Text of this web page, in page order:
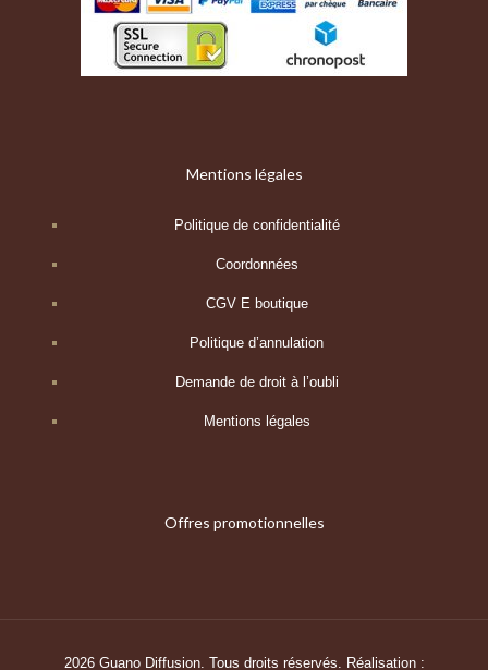
Mentions légales
Politique de confidentialité
Coordonnées
CGV E boutique
Politique d’annulation
Demande de droit à l’oubli
Mentions légales
Offres promotionnelles
2026 Guano Diffusion. Tous droits réservés. Réalisation :